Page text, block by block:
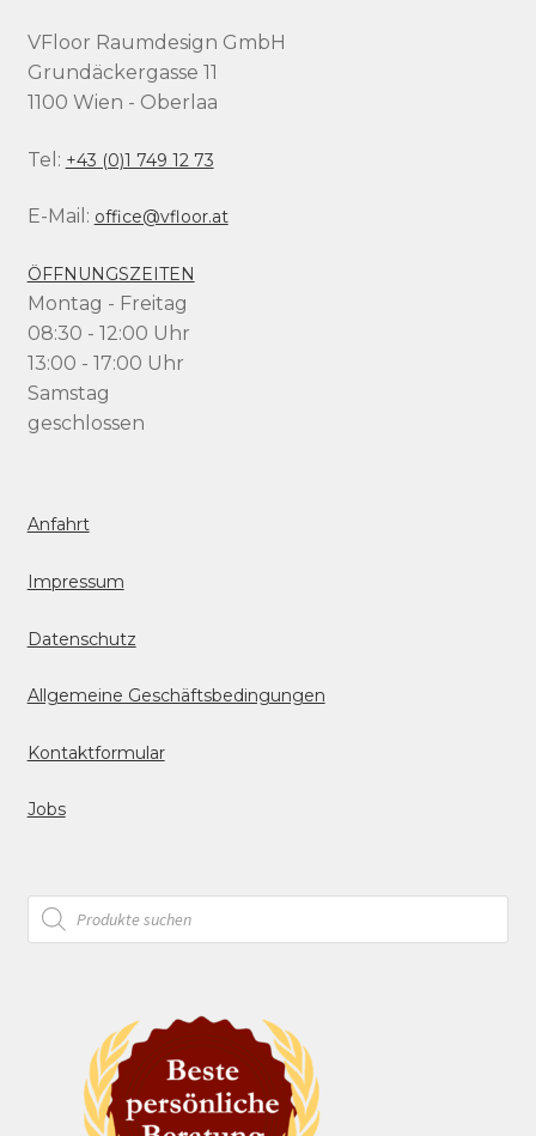
VFloor Raumdesign GmbH
Grundäckergasse 11
1100 Wien - Oberlaa
Tel: +43 (0)1 749 12 73
E-Mail: office@vfloor.at
ÖFFNUNGSZEITEN
Montag - Freitag
08:30 - 12:00 Uhr
13:00 - 17:00 Uhr
Samstag
geschlossen
Anfahrt
Impressum
Datenschutz
Allgemeine Geschäftsbedingungen
Kontaktformular
Jobs
Products
search